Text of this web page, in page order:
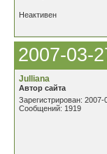
Неактивен
2007-03-
Julliana
Автор сайта
Зарегистрирован: 2007-
Сообщений: 1919